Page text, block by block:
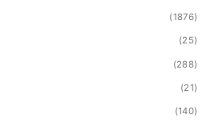
(1876)
(25)
(288)
(21)
(140)